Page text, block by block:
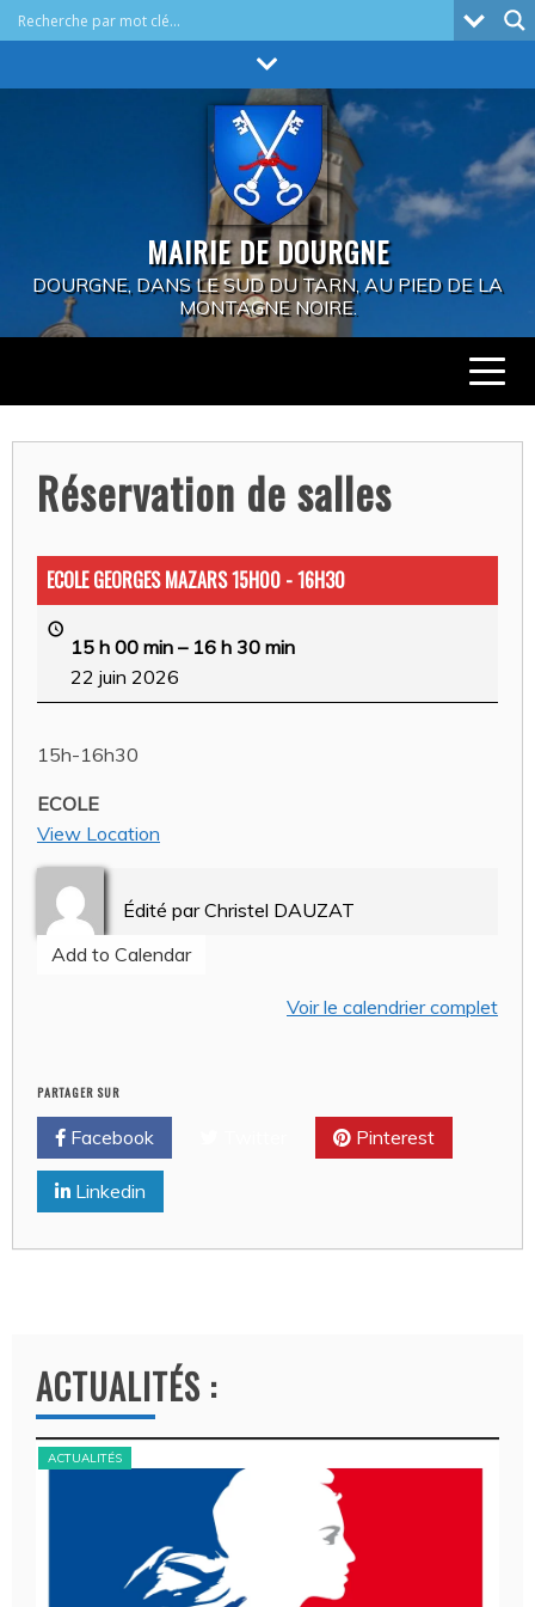
to
MAIRIE DE DOURGNE
DOURGNE, DANS LE SUD DU TARN, AU PIED DE LA
MONTAGNE NOIRE.
Réservation de salles
ECOLE GEORGES MAZARS 15H00 - 16H30
15 h 00 min – 16 h 30 min
22 juin 2026
15h-16h30
ECOLE
View Location
Édité par Christel DAUZAT
Add to Calendar
Voir le calendrier complet
PARTAGER SUR
Facebook Pinterest
Linkedin
ACTUALITÉS :
ACTUALITÉS